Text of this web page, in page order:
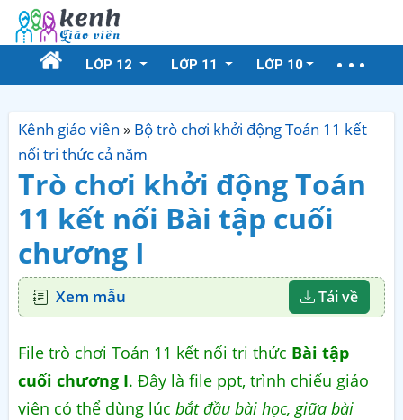
LỚP 12 LỚP 11 LỚP 10
Kênh giáo viên » Bộ trò chơi khởi động Toán 11 kết
nối tri thức cả năm
Trò chơi khởi động Toán
11 kết nối Bài tập cuối
chương I
Xem mẫu Tải về
File trò chơi Toán 11 kết nối tri thức Bài tập
cuối chương I. Đây là file ppt, trình chiếu giáo
viên có thể dùng lúc bắt đầu bài học, giữa bài